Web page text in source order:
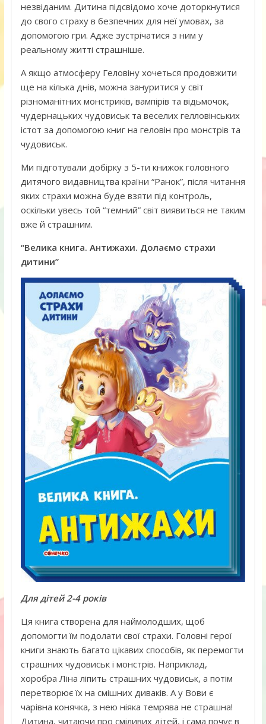
незвіданим. Дитина підсвідомо хоче доторкнутися
до свого страху в безпечних для неї умовах, за
допомогою гри. Адже зустрічатися з ним у
реальному житті страшніше.
А якщо атмосферу Геловіну хочеться продовжити
ще на кілька днів, можна зануритися у світ
різноманітних монстриків, вампірів та відьмочок,
чудернацьких чудовиськ та веселих гелловінських
істот за допомогою книг на геловін про монстрів та
чудовиськ.
Ми підготували добірку з 5-ти книжок головного
дитячого видавництва країни “Ранок”, після читання
яких страхи можна буде взяти під контроль,
оскільки увесь той “темний” світ виявиться не таким
вже й страшним.
“Велика книга. Антижахи. Долаємо страхи
дитини”
Для дітей 2-4 років
Ця книга створена для наймолодших, щоб
допомогти їм подолати свої страхи. Головні герої
книги знають багато цікавих способів, як перемогти
страшних чудовиськ і монстрів. Наприклад,
хоробра Ліна ліпить страшних чудовиськ, а потім
перетворює їх на смішних диваків. А у Вови є
чарівна конячка, з нею ніяка темрява не страшна!
Дитина, читаючи про сміливих дітей, і сама почує в